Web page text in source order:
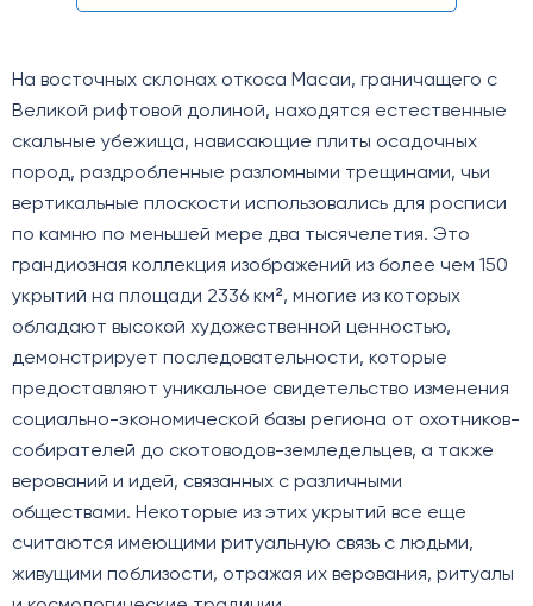
На восточных склонах откоса Масаи, граничащего с
Великой рифтовой долиной, находятся естественные
скальные убежища, нависающие плиты осадочных
пород, раздробленные разломными трещинами, чьи
вертикальные плоскости использовались для росписи
по камню по меньшей мере два тысячелетия. Это
грандиозная коллекция изображений из более чем 150
укрытий на площади 2336 км², многие из которых
обладают высокой художественной ценностью,
демонстрирует последовательности, которые
предоставляют уникальное свидетельство изменения
социально-экономической базы региона от охотников-
собирателей до скотоводов-земледельцев, а также
верований и идей, связанных с различными
обществами. Некоторые из этих укрытий все еще
считаются имеющими ритуальную связь с людьми,
живущими поблизости, отражая их верования, ритуалы